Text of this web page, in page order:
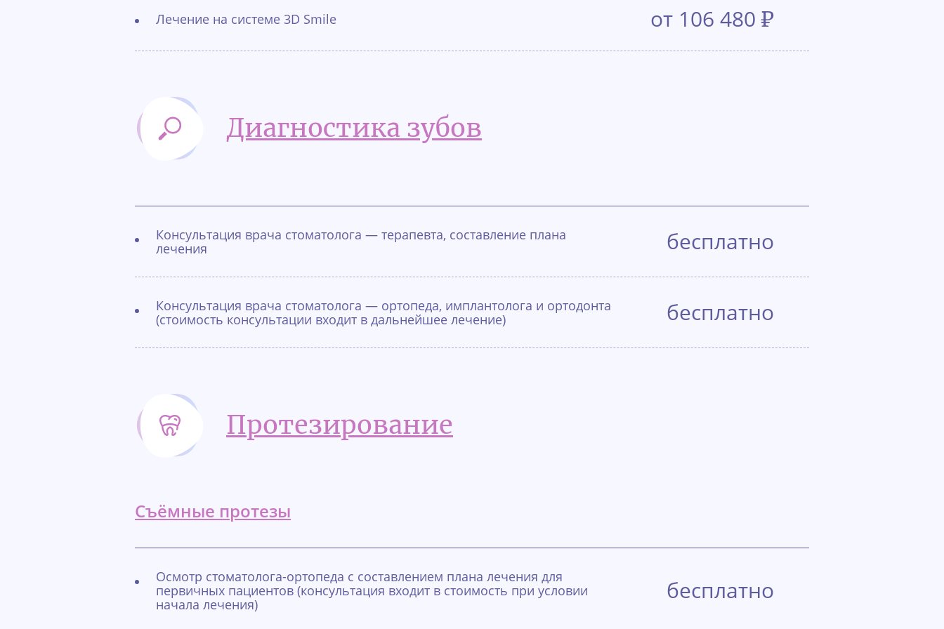
Лечение на системе 3D Smile от 106 480 ₽
Диагностика зубов
Консультация врача стоматолога — терапевта, составление плана
лечения
бесплатно
Консультация врача стоматолога — ортопеда, имплантолога и ортодонта
(стоимость консультации входит в дальнейшее лечение)
бесплатно
Протезирование
Съёмные протезы
Осмотр стоматолога-ортопеда с составлением плана лечения для
первичных пациентов (консультация входит в стоимость при условии
начала лечения)
бесплатно